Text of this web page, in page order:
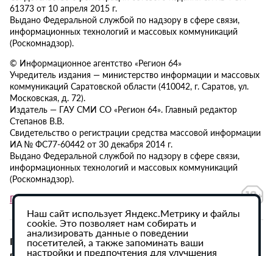
61373 от 10 апреля 2015 г.
Выдано Федеральной службой по надзору в сфере связи,
информационных технологий и массовых коммуникаций
(Роскомнадзор).
© Информационное агентство «Регион 64»
Учредитель издания — министерство информации и массовых
коммуникаций Саратовской области (410042, г. Саратов, ул.
Московская, д. 72).
Издатель — ГАУ СМИ СО «Регион 64». Главный редактор
Степанов В.В.
Свидетельство о регистрации средства массовой информации
ИА № ФС77-60442 от 30 декабря 2014 г.
Выдано Федеральной службой по надзору в сфере связи,
информационных технологий и массовых коммуникаций
(Роскомнадзор).
Политика в отношении обработки персональных данных
При использовании материалов сайта активная
Наш сайт использует Яндекс.Метрику и файлы
cookie. Это позволяет нам собирать и
анализировать данные о поведении
посетителей, а также запоминать ваши
настройки и предпочтения для улучшения